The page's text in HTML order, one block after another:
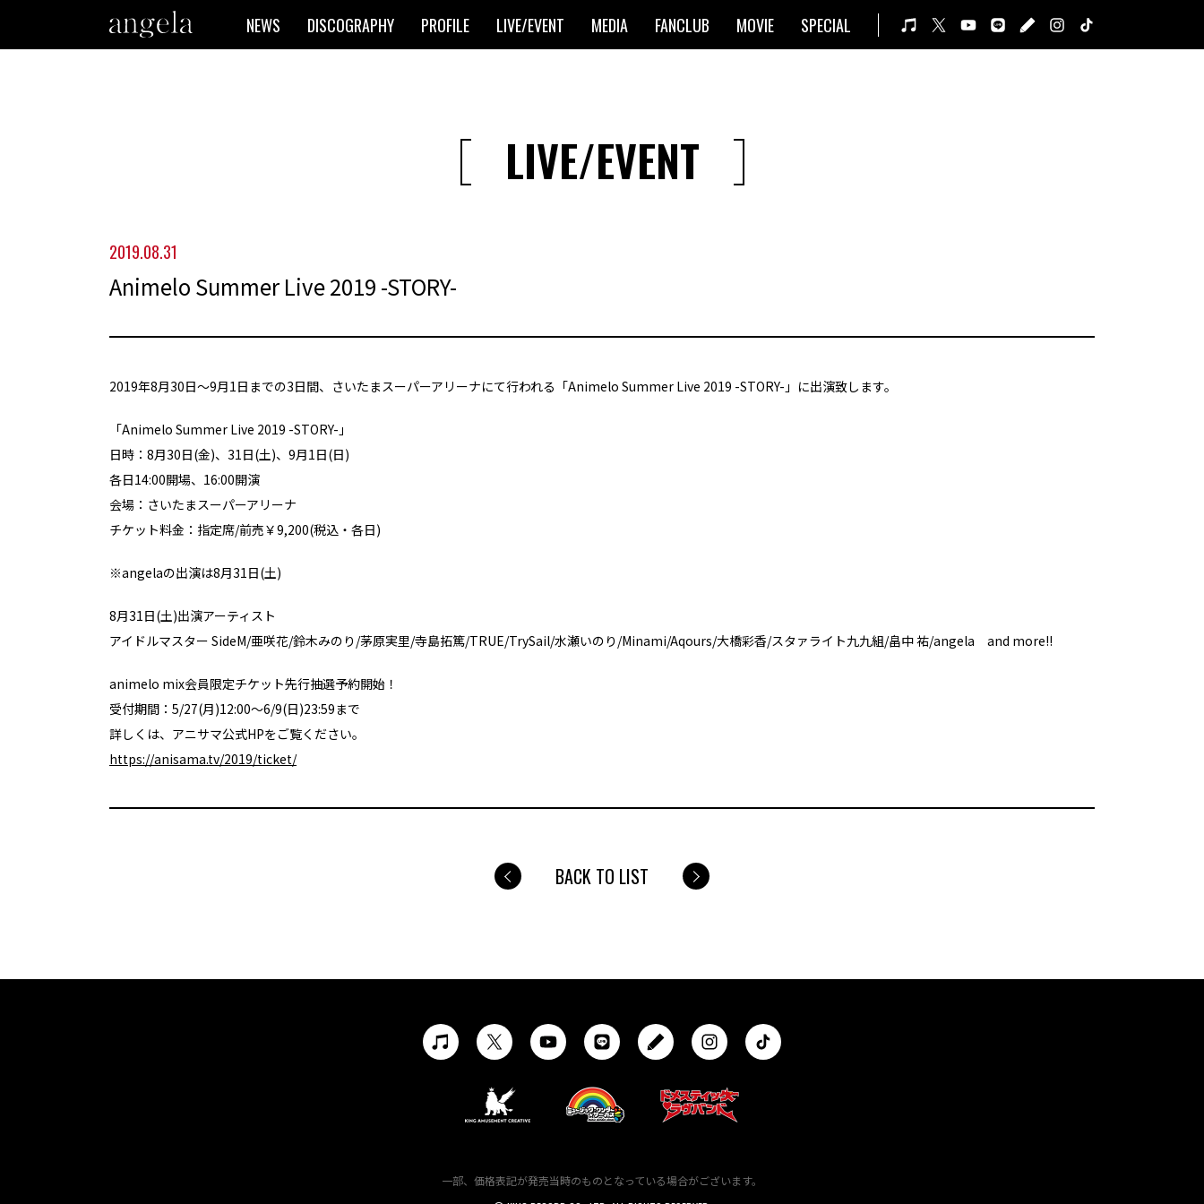
NEWS DISCOGRAPHY PROFILE LIVE/EVENT MEDIA FANCLUB MOVIE SPECIAL
LIVE/EVENT
2019.08.31
Animelo Summer Live 2019 -STORY-
2019年8月30日～9月1日までの3日間、さいたまスーパーアリーナにて行われる「Animelo Summer Live 2019 -STORY-」に出演致します。
「Animelo Summer Live 2019 -STORY-」
日時：8月30日(金)、31日(土)、9月1日(日)
各日14:00開場、16:00開演
会場：さいたまスーパーアリーナ
チケット料金：指定席/前売￥9,200(税込・各日)
※angelaの出演は8月31日(土)
8月31日(土)出演アーティスト
アイドルマスター SideM/亜咲花/鈴木みのり/茅原実里/寺島拓篤/TRUE/TrySail/水瀬いのり/Minami/Aqours/大橋彩香/スタァライト九九組/畠中 祐/angela and more!!
animelo mix会員限定チケット先行抽選予約開始！
受付期間：5/27(月)12:00～6/9(日)23:59まで
詳しくは、アニサマ公式HPをご覧ください。
https://anisama.tv/2019/ticket/
BACK TO LIST
一部、価格表記が発売当時のものとなっている場合がございます。